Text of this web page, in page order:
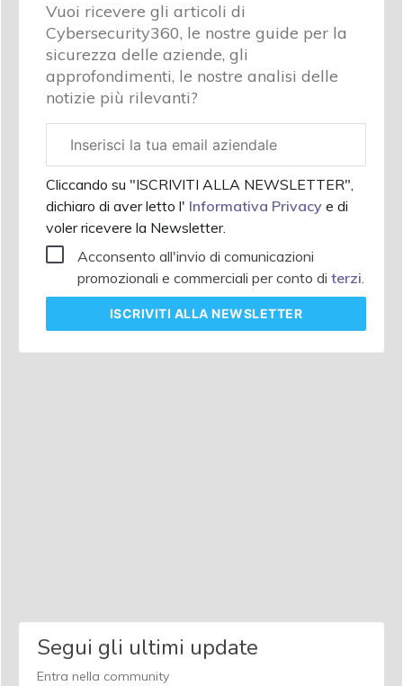
Vuoi ricevere gli articoli di
Cybersecurity360, le nostre guide per la
sicurezza delle aziende, gli
approfondimenti, le nostre analisi delle
notizie più rilevanti?
aziendale
Cliccando su "ISCRIVITI ALLA NEWSLETTER",
dichiaro di aver letto l' Informativa Privacy e di
voler ricevere la Newsletter.
Acconsento all'invio di comunicazioni
promozionali e commerciali per conto di terzi.
ISCRIVITI ALLA NEWSLETTER
Segui gli ultimi update
Entra nella community